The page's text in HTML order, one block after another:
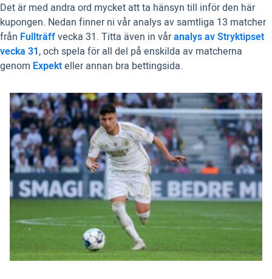
Det är med andra ord mycket att ta hänsyn till inför den här
kupongen. Nedan finner ni vår analys av samtliga 13 matcher
från Fullträffvecka 31. Titta även in våranalys av Stryktipset
vecka 31, och spela för all del på enskilda av matcherna
genom Expekteller annan bra bettingsida.